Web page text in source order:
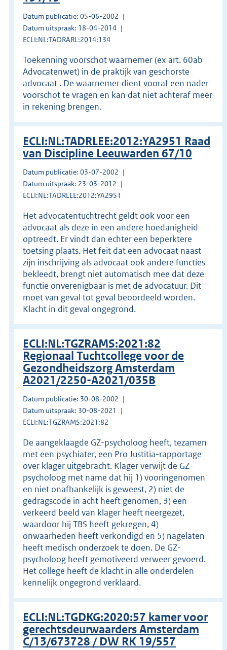
Datum publicatie: 05-06-2002
Datum uitspraak: 18-04-2014
ECLI:NL:TADRARL:2014:134
Toekenning voorschot waarnemer (ex art. 60ab
Advocatenwet) in de praktijk van geschorste
advocaat . De waarnemer dient vooraf een nader
voorschot te vragen en kan dat niet achteraf meer
in rekening brengen.
ECLI:NL:TADRLEE:2012:YA2951 Raad
van Discipline Leeuwarden 67/10
Datum publicatie: 03-07-2002
Datum uitspraak: 23-03-2012
ECLI:NL:TADRLEE:2012:YA2951
Het advocatentuchtrecht geldt ook voor een
advocaat als deze in een andere hoedanigheid
optreedt. Er vindt dan echter een beperktere
toetsing plaats. Het feit dat een advocaat naast
zijn inschrijving als advocaat ook andere functies
bekleedt, brengt niet automatisch mee dat deze
functie onverenigbaar is met de advocatuur. Dit
moet van geval tot geval beoordeeld worden.
Klacht in dit geval ongegrond.
ECLI:NL:TGZRAMS:2021:82
Regionaal Tuchtcollege voor de
Gezondheidszorg Amsterdam
A2021/2250-A2021/035B
Datum publicatie: 30-08-2002
Datum uitspraak: 30-08-2021
ECLI:NL:TGZRAMS:2021:82
De aangeklaagde GZ-psycholoog heeft, tezamen
met een psychiater, een Pro Justitia-rapportage
over klager uitgebracht. Klager verwijt de GZ-
psycholoog met name dat hij 1) vooringenomen
en niet onafhankelijk is geweest, 2) niet de
gedragscode in acht heeft genomen, 3) een
verkeerd beeld van klager heeft neergezet,
waardoor hij TBS heeft gekregen, 4)
onwaarheden heeft verkondigd en 5) nagelaten
heeft medisch onderzoek te doen. De GZ-
psycholoog heeft gemotiveerd verweer gevoerd.
Het college heeft de klacht in alle onderdelen
kennelijk ongegrond verklaard.
ECLI:NL:TGDKG:2020:57 kamer voor
gerechtsdeurwaarders Amsterdam
C/13/673728 / DW RK 19/557